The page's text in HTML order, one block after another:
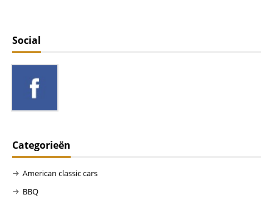
Social
Categorieën
American classic cars
BBQ